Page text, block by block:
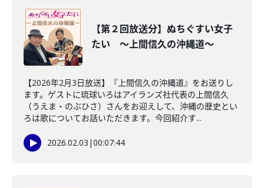
【第２回放送分】ぬちぐすい女子
たい ～上間信久の沖縄道～
【2026年2月3日放送】『上間信久の沖縄道』をお送りし
ます。ゲストに琉球いろはアイランズ社代表の上間信久
（うえま・のぶひさ）さんをお迎えして、沖縄の歴史とい
ろは歌についてお話いただきます。今回紹介す...
2026.02.03 |00:07:44